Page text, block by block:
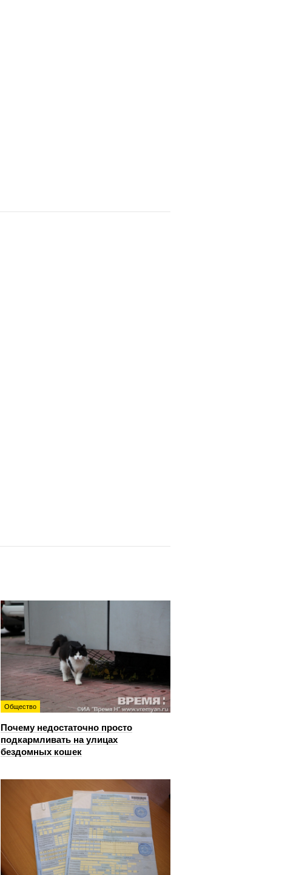
Общество
Почему недостаточно просто
подкармливать на улицах
бездомных кошек